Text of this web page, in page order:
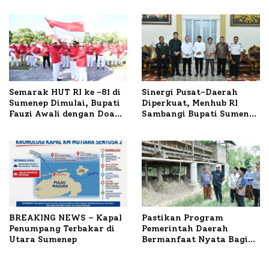
Semarak HUT RI ke -81 di
Sumenep Dimulai, Bupati
Fauzi Awali dengan Doa
Sinergi Pusat-Daerah
Diperkuat, Menhub RI
Sambangi Bupati Sumenep
BREAKING NEWS – Kapal
Penumpang Terbakar di
Utara Sumenep
Pastikan Program
Pemerintah Daerah
Bermanfaat Nyata Bagi